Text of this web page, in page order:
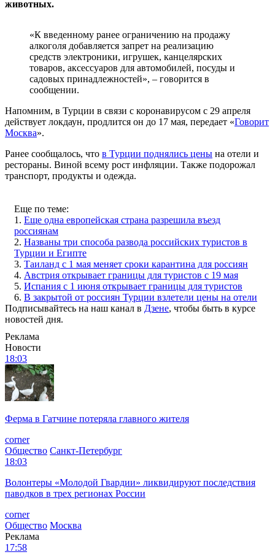
животных.
«К введенному ранее ограничению на продажу
алкоголя добавляется запрет на реализацию
средств электроники, игрушек, канцелярских
товаров, аксессуаров для автомобилей, посуды и
садовых принадлежностей», – говорится в
сообщении.
Напомним, в Турции в связи с коронавирусом с 29 апреля
действует локдаун, продлится он до 17 мая, передает «Говорит
Москва».
Ранее сообщалось, что в Турции поднялись цены на отели и
рестораны. Виной всему рост инфляции. Также подорожал
транспорт, продукты и одежда.
Еще по теме:
1. Еще одна европейская страна разрешила въезд
россиянам
2. Названы три способа развода российских туристов в
Турции и Египте
3. Таиланд с 1 мая меняет сроки карантина для россиян
4. Австрия открывает границы для туристов с 19 мая
5. Испания с 1 июня открывает границы для туристов
6. В закрытой от россиян Турции взлетели цены на отели
Подписывайтесь на наш канал в Дзене, чтобы быть в курсе
новостей дня.
Реклама
Новости
18:03
Ферма в Гатчине потеряла главного жителя
corner
Общество Санкт-Петербург
18:03
Волонтеры «Молодой Гвардии» ликвидируют последствия
паводков в трех регионах России
corner
Общество Москва
Реклама
17:58